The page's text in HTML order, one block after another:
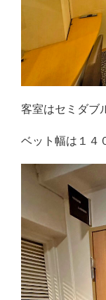
客室はセミダブ
ベット幅は１４